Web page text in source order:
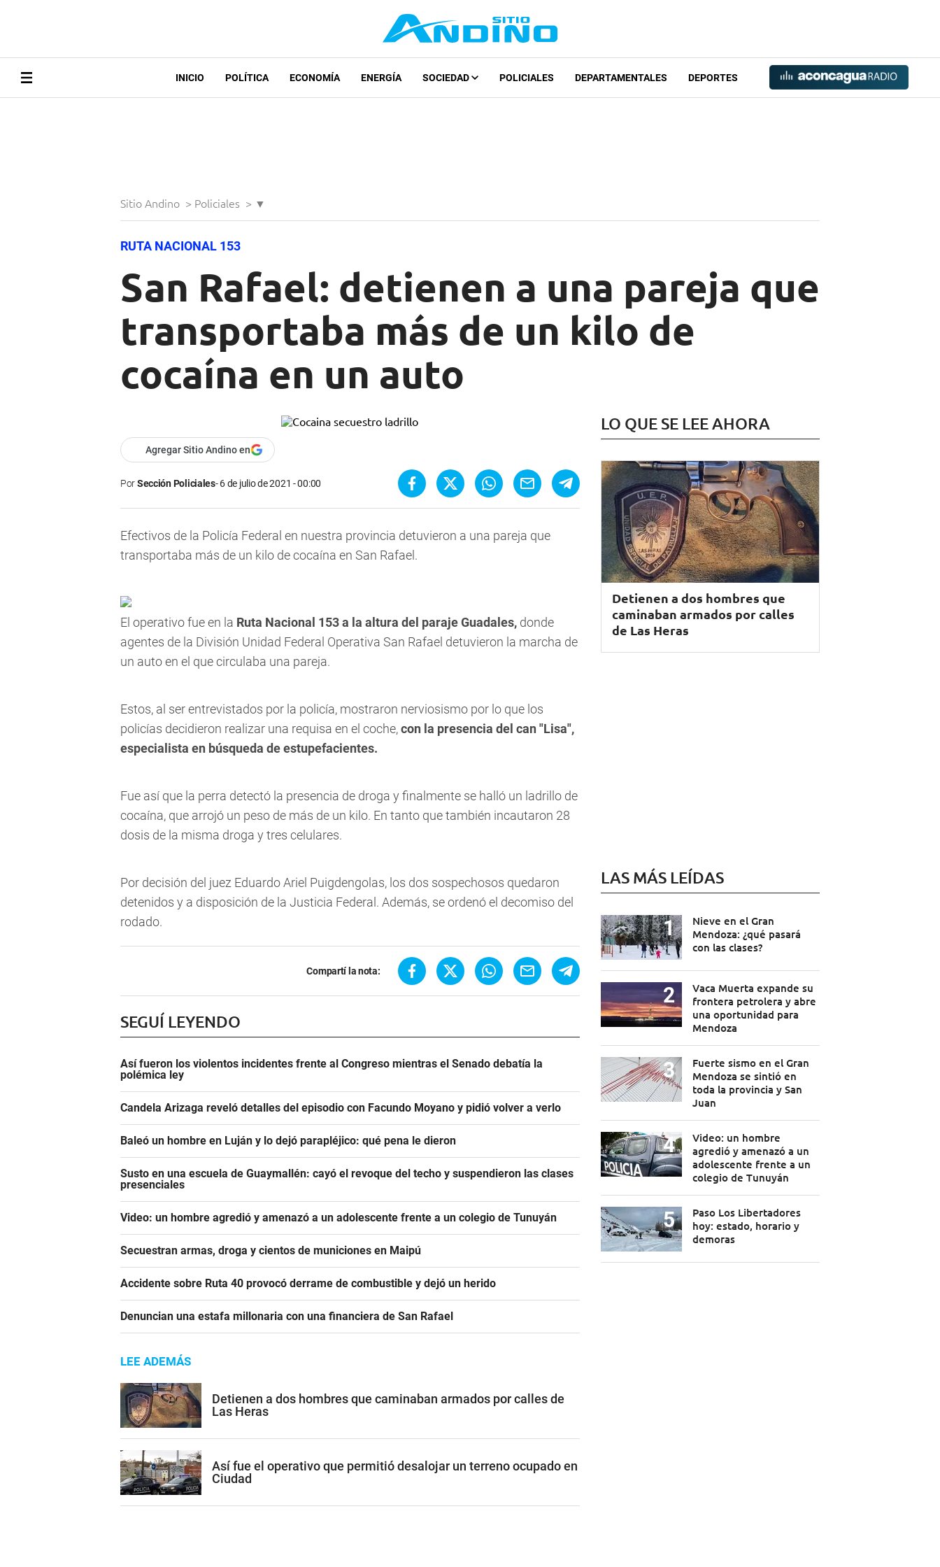
INICIO POLÍTICA ECONOMÍA ENERGÍA SOCIEDAD POLICIALES DEPARTAMENTALES DEPORTES
Sitio Andino > Policiales > ▼
RUTA NACIONAL 153
San Rafael: detienen a una pareja que
transportaba más de un kilo de
cocaína en un auto
Agregar Sitio Andino en
PorSección Policiales 6 de julio de 2021 - 00:00
Efectivos de la Policía Federal en nuestra provincia detuvieron a una pareja que
transportaba más de un kilo de cocaína en San Rafael.
El operativo fue en la Ruta Nacional 153 a la altura del paraje Guadales, donde
agentes de la División Unidad Federal Operativa San Rafael detuvieron la marcha de
un auto en el que circulaba una pareja.
Estos, al ser entrevistados por la policía, mostraron nerviosismo por lo que los
policías decidieron realizar una requisa en el coche,con la presencia del can "Lisa",
especialista en búsqueda de estupefacientes.
Fue así que la perra detectó la presencia de droga y finalmente se halló un ladrillo de
cocaína, que arrojó un peso de más de un kilo. En tanto que también incautaron 28
dosis de la misma droga y tres celulares.
Por decisión del juez Eduardo Ariel Puigdengolas, los dos sospechosos quedaron
detenidos y a disposición de la Justicia Federal. Además, se ordenó el decomiso del
rodado.
Compartí la nota:
SEGUÍ LEYENDO
Así fueron los violentos incidentes frente al Congreso mientras el Senado debatía la
polémica ley
Candela Arizaga reveló detalles del episodio con Facundo Moyano y pidió volver a verlo
Baleó un hombre en Luján y lo dejó parapléjico: qué pena le dieron
Susto en una escuela de Guaymallén: cayó el revoque del techo y suspendieron las clases
presenciales
Video: un hombre agredió y amenazó a un adolescente frente a un colegio de Tunuyán
Secuestran armas, droga y cientos de municiones en Maipú
Accidente sobre Ruta 40 provocó derrame de combustible y dejó un herido
Denuncian una estafa millonaria con una financiera de San Rafael
LEE ADEMÁS
Detienen a dos hombres que caminaban armados por calles de
Las Heras
Así fue el operativo que permitió desalojar un terreno ocupado en
Ciudad
LO QUE SE LEE AHORA
Detienen a dos hombres que
caminaban armados por calles
de Las Heras
LAS MÁS LEÍDAS
Nieve en el Gran
Mendoza: ¿qué pasará
con las clases?
Vaca Muerta expande su
frontera petrolera y abre
una oportunidad para
Mendoza
Fuerte sismo en el Gran
Mendoza se sintió en
toda la provincia y San
Juan
Video: un hombre
agredió y amenazó a un
adolescente frente a un
colegio de Tunuyán
Paso Los Libertadores
hoy: estado, horario y
demoras